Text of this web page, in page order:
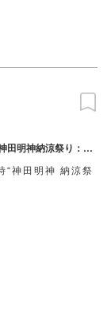
07(金) ～ 2026/08/09(日)
“神田明神 納涼祭